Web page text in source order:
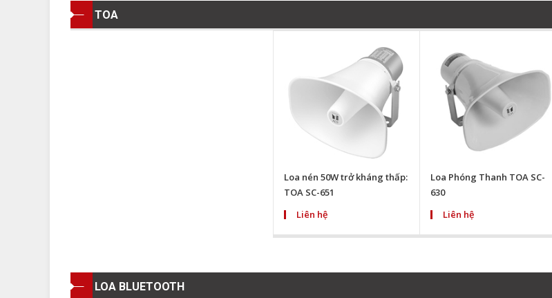
TOA
Loa nén 50W trở kháng thấp:
TOA SC-651
Liên hệ
Loa Phóng Thanh TOA SC-
630
Liên hệ
LOA BLUETOOTH